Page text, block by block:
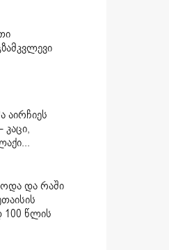
აირჩიეს
კაცი,
და რაში
100 წლის